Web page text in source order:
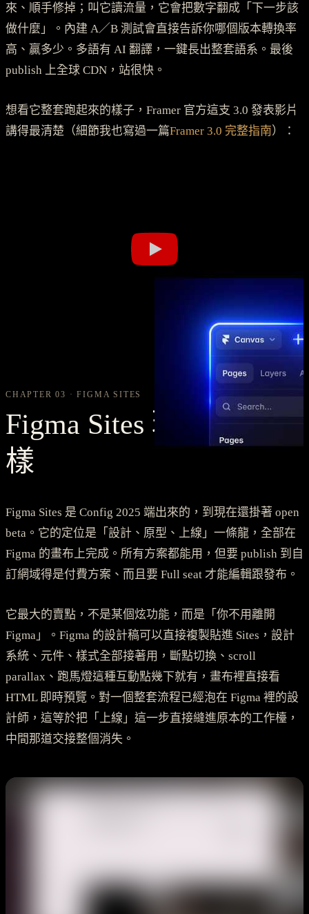
來、順手修掉；叫它讀流量，它會把數字翻成「下一步該
做什麼」。內建 A／B 測試會直接告訴你哪個版本轉換率
高、贏多少。多語有 AI 翻譯，一鍵長出整套語系。最後
publish 上全球 CDN，站很快。
想看它整套跑起來的樣子，Framer 官方這支 3.0 發表影片
講得最清楚（細節我也寫過一篇Framer 3.0 完整指南）：
CHAPTER 03 · FIGMA SITES
Figma Sites 現在長什麼
樣
Figma Sites 是 Config 2025 端出來的，到現在還掛著 open
beta。它的定位是「設計、原型、上線」一條龍，全部在
Figma 的畫布上完成。所有方案都能用，但要 publish 到自
訂網域得是付費方案、而且要 Full seat 才能編輯跟發布。
它最大的賣點，不是某個炫功能，而是「你不用離開
Figma」。Figma 的設計稿可以直接複製貼進 Sites，設計
系統、元件、樣式全部接著用，斷點切換、scroll
parallax、跑馬燈這種互動點幾下就有，畫布裡直接看
HTML 即時預覽。對一個整套流程已經泡在 Figma 裡的設
計師，這等於把「上線」這一步直接縫進原本的工作檯，
中間那道交接整個消失。